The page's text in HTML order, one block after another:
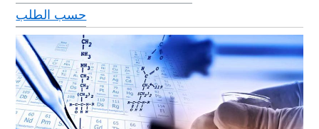
حسب الطلب